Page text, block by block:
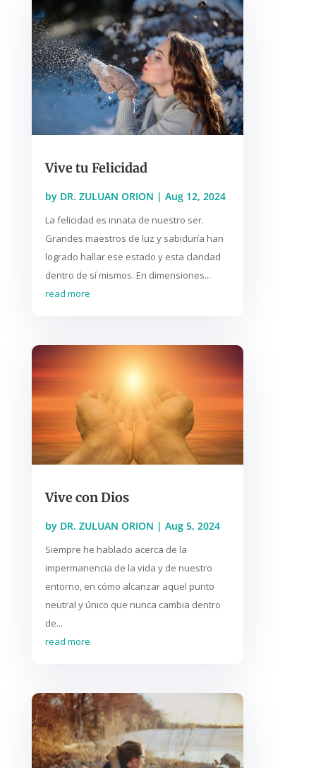
Vive tu Felicidad
by DR. ZULUAN ORION | Aug 12, 2024
La felicidad es innata de nuestro ser.
Grandes maestros de luz y sabiduría han
logrado hallar ese estado y esta claridad
dentro de sí mismos. En dimensiones...
read more
Vive con Dios
by DR. ZULUAN ORION | Aug 5, 2024
Siempre he hablado acerca de la
impermanencia de la vida y de nuestro
entorno, en cómo alcanzar aquel punto
neutral y único que nunca cambia dentro
de...
read more